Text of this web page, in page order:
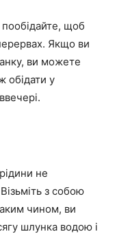
пообідайте, щоб
Якщо ви
ви можете
обідати у
не
з собою
чином, ви
шлунка водою і